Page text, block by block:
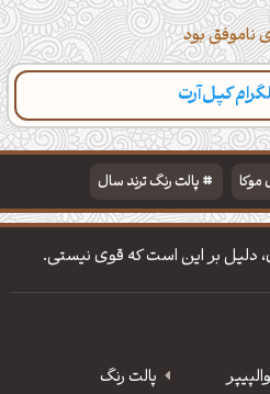
ناموفق بود
کپل‌آرت
تایپوگرافی پالت‌ها
پالت رنگ ترند سال
تایپوگرافی شعر مولانا
دلیل بر این است که قوی نیستی.
پالت رنگ